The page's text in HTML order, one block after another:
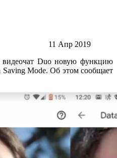
11 Апр 2019
видеочат Duo новую функцию
Mode. Об этом сообщает